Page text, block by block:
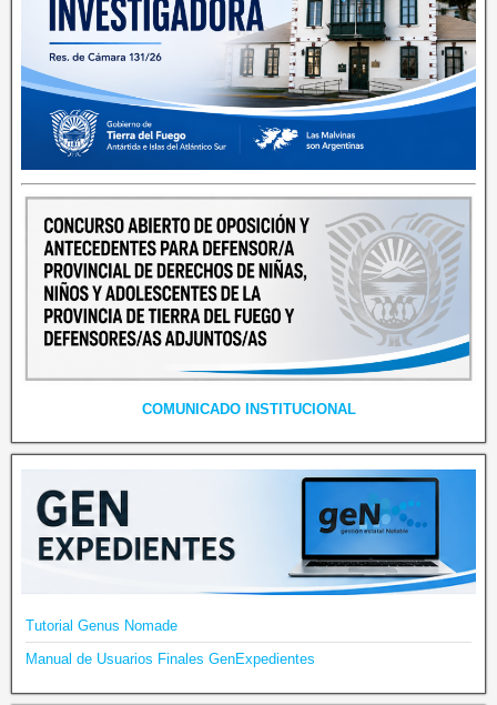
COMUNICADO INSTITUCIONAL
Tutorial Genus Nomade
Manual de Usuarios Finales GenExpedientes